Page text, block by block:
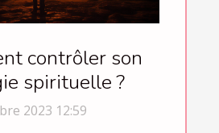
contrôler son
spirituelle ?
2023 12:59